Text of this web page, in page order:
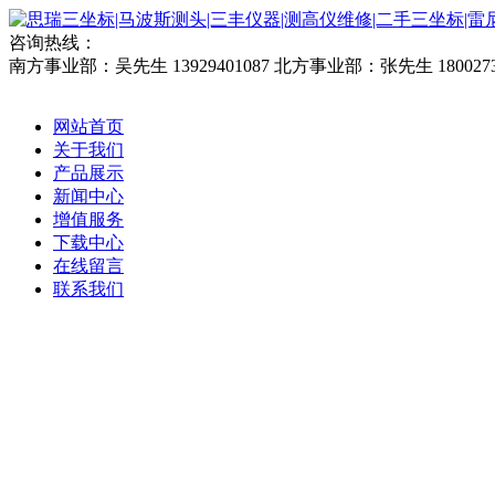
咨询热线：
南方事业部：吴先生 13929401087 北方事业部：张先生
网站首页
关于我们
产品展示
新闻中心
增值服务
下载中心
在线留言
联系我们